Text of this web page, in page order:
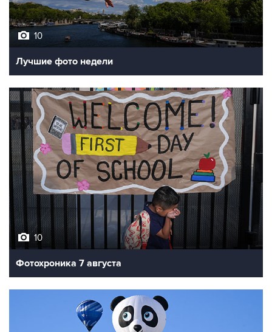
10
Лучшие фото недели
10
Фотохроника 7 августа